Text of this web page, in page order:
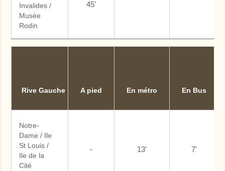
Invalides /
Musée
Rodin
45'
Rive Gauche A pied En métro En Bus
Notre-
Dame / Ile
St Louis /
Ile de la
Cité
- 13' 7'